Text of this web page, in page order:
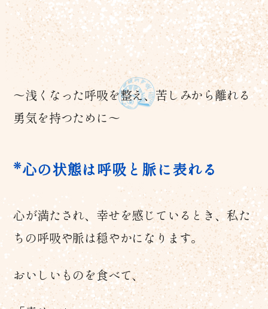
～浅くなった呼吸を整え、苦しみから離れる
勇気を持つために～
心の状態は呼吸と脈に表れる
心が満たされ、幸せを感じているとき、私た
ちの呼吸や脈は穏やかになります。
おいしいものを食べて、